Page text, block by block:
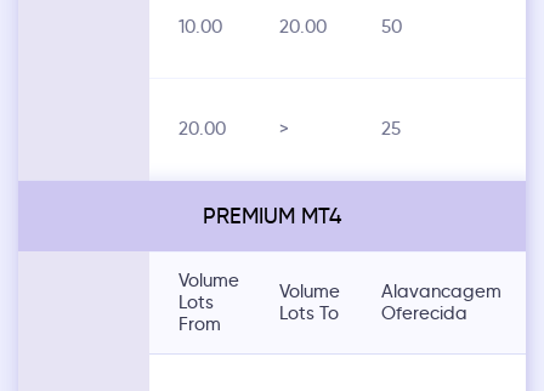
10.00 20.00 50
20.00 > 25
PREMIUM MT4
Volume
Lots
From
Volume
Lots To
Alavancagem
Oferecida